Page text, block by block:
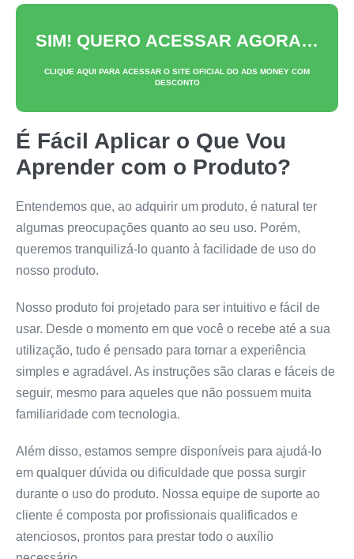
SIM! QUERO ACESSAR AGORA…
CLIQUE AQUI PARA ACESSAR O SITE OFICIAL DO ADS MONEY COM
DESCONTO
É Fácil Aplicar o Que Vou
Aprender com o Produto?
Entendemos que, ao adquirir um produto, é natural ter
algumas preocupações quanto ao seu uso. Porém,
queremos tranquilizá-lo quanto à facilidade de uso do
nosso produto.
Nosso produto foi projetado para ser intuitivo e fácil de
usar. Desde o momento em que você o recebe até a sua
utilização, tudo é pensado para tornar a experiência
simples e agradável. As instruções são claras e fáceis de
seguir, mesmo para aqueles que não possuem muita
familiaridade com tecnologia.
Além disso, estamos sempre disponíveis para ajudá-lo
em qualquer dúvida ou dificuldade que possa surgir
durante o uso do produto. Nossa equipe de suporte ao
cliente é composta por profissionais qualificados e
atenciosos, prontos para prestar todo o auxílio